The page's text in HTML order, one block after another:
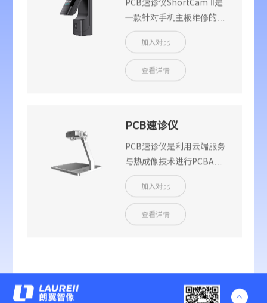
PCB速诊仪ShortCam Ⅱ是
一款针对手机主板维修的红
外热成像检测工具，可快速
定位PCBA短路、漏电的故
障元件，同时能检测到诸如
松香法、电烧法等传统方法
杀，极大的提高PCBA检修
加入对比
查看详情
PCB速诊仪
ShortCam
PCB速诊仪是利用云端服务
与热成像技术进行PCBA故
障智能诊断的高效检测仪
器，通过PC端速诊仪软件，
利用双光谱交织定位技术、
智能双光融合算法实时显示
加入对比
查看详情
